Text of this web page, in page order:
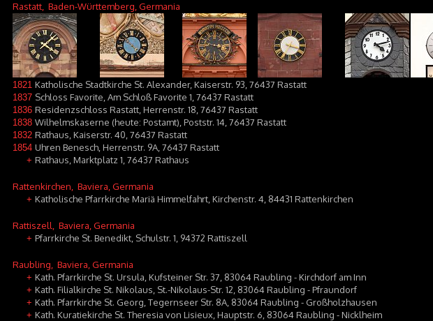
Rastatt , Baden-Württemberg, Germania
1821 Katholische Stadtkirche St. Alexander, Kaiserstr. 93, 76437 Rastatt
1837 Schloss Favorite, Am Schloß Favorite 1, 76437 Rastatt
1836 Residenzschloss Rastatt, Herrenstr. 18, 76437 Rastatt
1838 Wilhelmskaserne (heute: Postamt), Poststr. 14, 76437 Rastatt
1832 Rathaus, Kaiserstr. 40, 76437 Rastatt
1854 Uhren Benesch, Herrenstr. 9A, 76437 Rastatt
+ Rathaus, Marktplatz 1, 76437 Rathaus
Rattenkirchen , Baviera, Germania
+ Katholische Pfarrkirche Mariä Himmelfahrt, Kirchenstr. 4, 84431 Rattenkirchen
Rattiszell , Baviera, Germania
+ Pfarrkirche St. Benedikt, Schulstr. 1, 94372 Rattiszell
Raubling , Baviera, Germania
+ Kath. Pfarrkirche St. Ursula, Kufsteiner Str. 37, 83064 Raubling - Kirchdorf am Inn
+ Kath. Filialkirche St. Nikolaus, St.-Nikolaus-Str. 12, 83064 Raubling - Pfraundorf
+ Kath. Pfarrkirche St. Georg, Tegernseer Str. 8A, 83064 Raubling - Großholzhausen
+ Kath. Kuratiekirche St. Theresia von Lisieux, Hauptstr. 6, 83064 Raubling - Nicklheim